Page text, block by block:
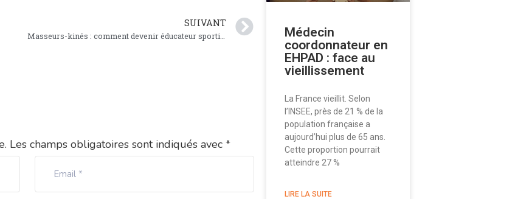
SUIVANT
Les champs obligatoires sont indiqués avec *
Médecin
coordonnateur en
EHPAD : face au
vieillissement
La France vieillit. Selon
l’INSEE, près de 21 % de la
population française a
aujourd’hui plus de 65 ans.
Cette proportion pourrait
atteindre 27 %
LIRE LA SUITE